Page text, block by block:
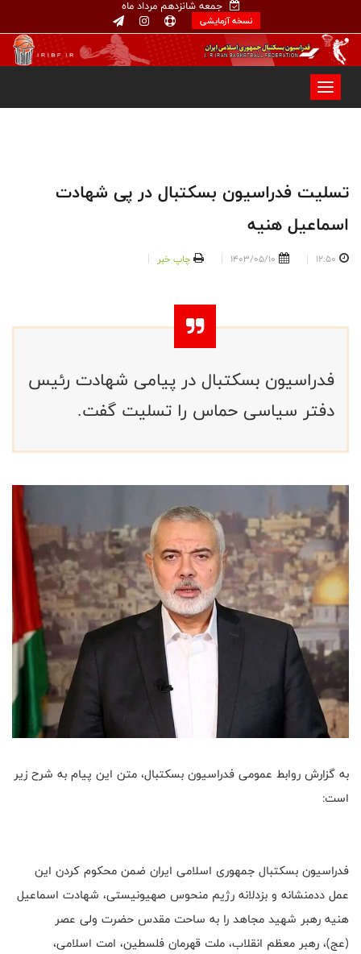
جمعه شانزدهم مرداد ماه
نسخه آزمایشی
تسلیت فدراسیون بسکتبال در پی شهادت
اسماعیل هنیه
12:50
1403/05/10 چاپ خبر
فدراسیون بسکتبال در پیامی شهادت رئیس
دفتر سیاسی حماس را تسلیت گفت.
به گزارش روابط عمومی فدراسیون بسکتبال، متن این پیام به شرح زیر
است:
فدراسیون بسکتبال جمهوری اسلامی ایران ضمن محکوم کردن این
عمل ددمنشانه و بزدلانه رژیم منحوس صهیونیستی،‌ شهادت اسماعیل
هنیه رهبر شهید مجاهد را به ساحت مقدس حضرت ولی عصر
(عج)، رهبر معظم انقلاب، ملت قهرمان فلسطین، امت اسلامی،